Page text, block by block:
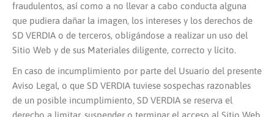
fraudulentos, así como a no llevar a cabo conducta alguna
que pudiera dañar la imagen, los intereses y los derechos de
SD VERDIA o de terceros, obligándose a realizar un uso del
Sitio Web y de sus Materiales diligente, correcto y lícito.
En caso de incumplimiento por parte del Usuario del presente
Aviso Legal, o que SD VERDIA tuviese sospechas razonables
de un posible incumplimiento, SD VERDIA se reserva el
derecho a limitar, suspender o terminar el acceso al Sitio Web